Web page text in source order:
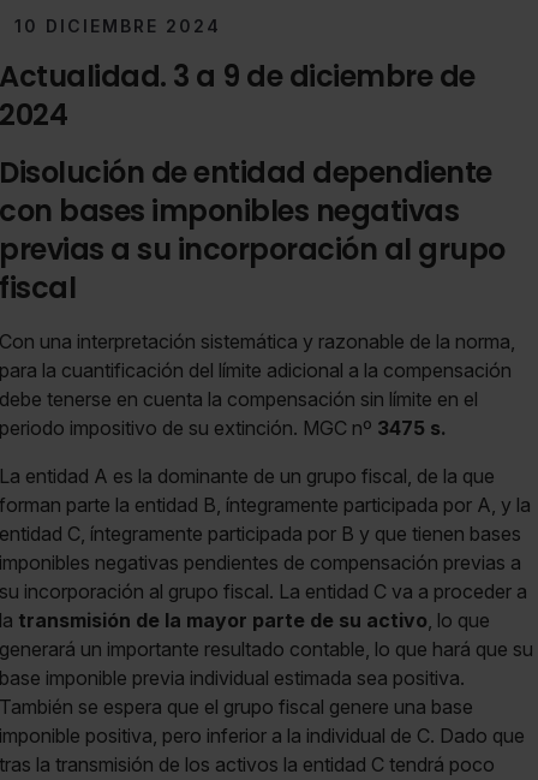
10 DICIEMBRE 2024
Actualidad. 3 a 9 de diciembre de
2024
Disolución de entidad dependiente
con bases imponibles negativas
previas a su incorporación al grupo
fiscal
Con una interpretación sistemática y razonable de la norma,
para la cuantificación del límite adicional a la compensación
debe tenerse en cuenta la compensación sin límite en el
periodo impositivo de su extinción. MGC nº 3475 s.
La entidad A es la dominante de un grupo fiscal, de la que
forman parte la entidad B, íntegramente participada por A, y la
entidad C, íntegramente participada por B y que tienen bases
imponibles negativas pendientes de compensación previas a
su incorporación al grupo fiscal. La entidad C va a proceder a
la transmisión de la mayor parte de su activo, lo que
generará un importante resultado contable, lo que hará que su
base imponible previa individual estimada sea positiva.
También se espera que el grupo fiscal genere una base
imponible positiva, pero inferior a la individual de C. Dado que
tras la transmisión de los activos la entidad C tendrá poco